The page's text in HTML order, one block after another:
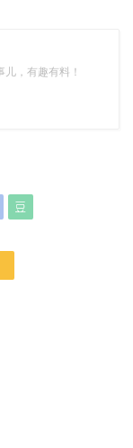
，有趣有料！
